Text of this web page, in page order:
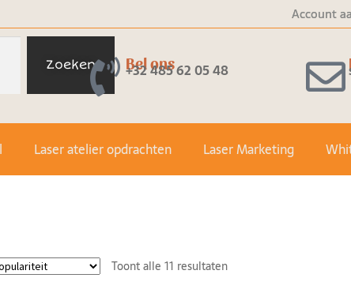
Account
Zoeken Bel ons
+32 485 62 05 48
Laser atelier opdrachten Laser Marketing
Toont alle 11 resultaten